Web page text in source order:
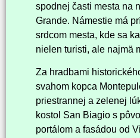
spodnej časti mesta na
Grande. Námestie má
srdcom mesta, kde sa
nielen turisti, ale najmä
Za hradbami
svahom kopca
priestrannej a zelenej
kostol San Biagio s
portálom a fasádou od